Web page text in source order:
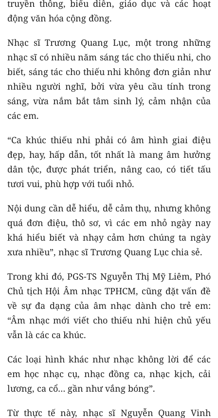
truyền thông, biểu diễn, giáo dục và các hoạt
động văn hóa cộng đồng.
Nhạc sĩ Trương Quang Lục, một trong những
nhạc sĩ có nhiều năm sáng tác cho thiếu nhi, cho
biết, sáng tác cho thiếu nhi không đơn giản như
nhiều người nghĩ, bởi vừa yêu cầu tính trong
sáng, vừa nắm bắt tâm sinh lý, cảm nhận của
các em.
“Ca khúc thiếu nhi phải có âm hình giai điệu
đẹp, hay, hấp dẫn, tốt nhất là mang âm hưởng
dân tộc, được phát triển, nâng cao, có tiết tấu
tươi vui, phù hợp với tuổi nhỏ.
Nội dung cần dễ hiểu, dễ cảm thụ, nhưng không
quá đơn điệu, thô sơ, vì các em nhỏ ngày nay
khá hiểu biết và nhạy cảm hơn chúng ta ngày
xưa nhiều”, nhạc sĩ Trương Quang Lục chia sẻ.
Trong khi đó, PGS-TS Nguyễn Thị Mỹ Liêm, Phó
Chủ tịch Hội Âm nhạc TPHCM, cũng đặt vấn đề
về sự đa dạng của âm nhạc dành cho trẻ em:
“Âm nhạc mới viết cho thiếu nhi hiện chủ yếu
vẫn là các ca khúc.
Các loại hình khác như nhạc không lời để các
em học nhạc cụ, nhạc đồng ca, nhạc kịch, cải
lương, ca cổ… gần như vắng bóng”.
Từ thực tế này, nhạc sĩ Nguyễn Quang Vinh